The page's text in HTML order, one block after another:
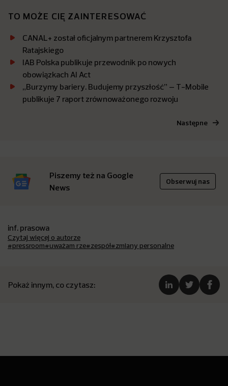
TO MOŻE CIĘ ZAINTERESOWAĆ
CANAL+ został oficjalnym partnerem Krzysztofa
Ratajskiego
IAB Polska publikuje przewodnik po nowych
obowiązkach AI Act
„Burzymy bariery. Budujemy przyszłość” – T-Mobile
publikuje 7 raport zrównoważonego rozwoju
Następne
Piszemy też na Google
News
Obserwuj nas
inf. prasowa
Czytaj więcej o autorze
#pressroom#uważam rze#zespół#zmiany personalne
Pokaż innym, co czytasz: